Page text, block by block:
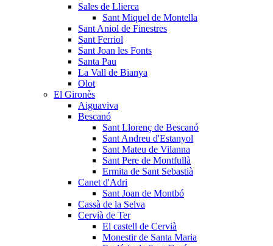
Sales de Llierca
Sant Miquel de Montella
Sant Aniol de Finestres
Sant Ferriol
Sant Joan les Fonts
Santa Pau
La Vall de Bianya
Olot
El Gironès
Aiguaviva
Bescanó
Sant Llorenç de Bescanó
Sant Andreu d'Estanyol
Sant Mateu de Vilanna
Sant Pere de Montfullà
Ermita de Sant Sebastià
Canet d'Adri
Sant Joan de Montbó
Cassà de la Selva
Cervià de Ter
El castell de Cervià
Monestir de Santa Maria